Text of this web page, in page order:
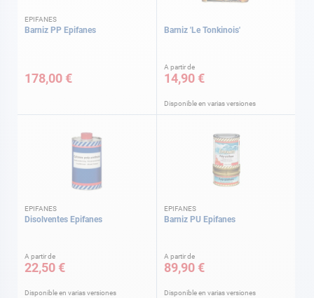
EPIFANES
Barniz PP Epifanes
178,00 €
Barniz 'Le Tonkinois'
A partir de
14,90 €
Disponible en varias versiones
EPIFANES
Disolventes Epifanes
A partir de
22,50 €
Disponible en varias versiones
EPIFANES
Barniz PU Epifanes
A partir de
89,90 €
Disponible en varias versiones